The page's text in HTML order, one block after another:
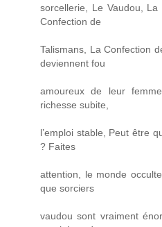
sorcellerie, Le Vaudou,
Confection de
Talismans, La Confection
deviennent fou
amoureux de leur
richesse subite,
l’emploi stable, Peut être
? Faites
attention, le monde
que sorciers
vaudou sont vraiment